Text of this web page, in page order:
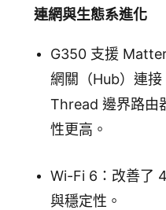
連網與生態系進化
G350 支援
網關（Hub）連
Thread 邊界路由
性更高。
Wi-Fi 6：改善了
與穩定性。